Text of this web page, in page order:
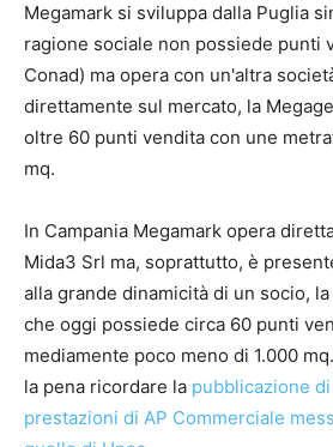
Megamark si sviluppa dalla Puglia
ragione sociale non possiede punti
Conad) ma opera con un'altra
direttamente sul mercato, la
oltre 60 punti vendita con une
mq.
In Campania Megamark opera
Mida3 Srl ma, soprattutto, è
alla grande dinamicità di un socio, la
che oggi possiede circa 60 punti
mediamente poco meno di 1.000
la pena ricordare la pubblicazione
prestazioni di AP Commerciale